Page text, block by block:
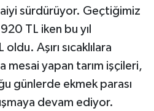
sürdürüyor. Geçtiğimiz
TL iken bu yıl
Aşırı sıcaklılara
mesai yapan tarım işçileri,
günlerde ekmek parası
devam ediyor.